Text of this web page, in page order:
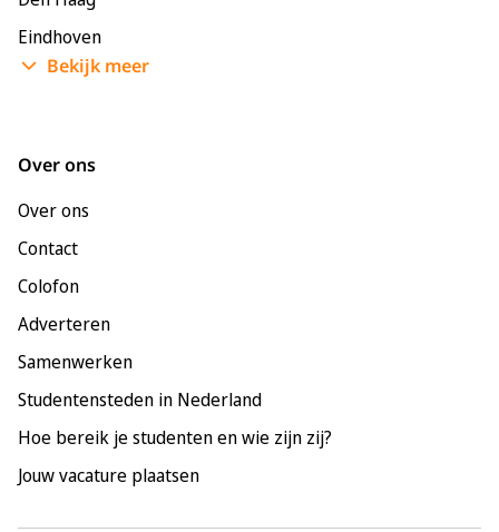
Eindhoven
Enschede
Maastricht
Nijmegen
Rotterdam
Tilburg
Utrecht
Bekijk meer
Over ons
Over ons
Contact
Colofon
Adverteren
Samenwerken
Studentensteden in Nederland
Hoe bereik je studenten en wie zijn zij?
Jouw vacature plaatsen